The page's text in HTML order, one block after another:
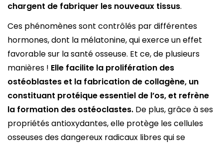
chargent de fabriquer les nouveaux tissus.
Ces phénomènes sont contrôlés par différentes
hormones, dont la mélatonine, qui exerce un effet
favorable sur la santé osseuse. Et ce, de plusieurs
manières ! Elle facilite la prolifération des
ostéoblastes et la fabrication de collagène, un
constituant protéique essentiel de l’os, et refrène
la formation des ostéoclastes. De plus, grâce à ses
propriétés antioxydantes, elle protège les cellules
osseuses des dangereux radicaux libres qui se